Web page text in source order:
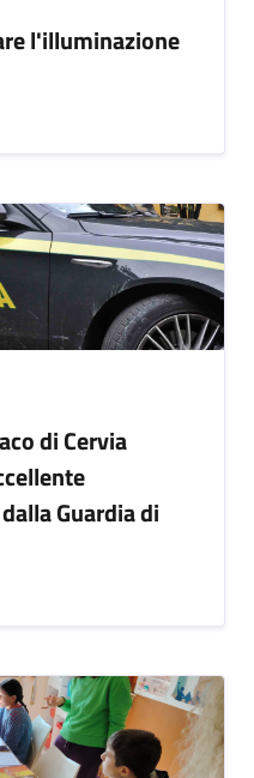
l'illuminazione
di Cervia
Guardia di